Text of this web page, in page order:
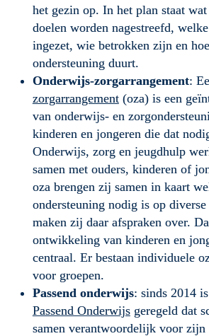
het gezin op. In het plan staat
doelen worden nagestreefd,
ingezet, wie betrokken zijn en
Onderwijs-zorgarrangement:
zorgarrangement (oza) is een
van onderwijs- en
kinderen en jongeren die dat
Onderwijs, zorg en jeugdhulp
samen met ouders, kinderen of
oza brengen zij samen in kaart
ondersteuning nodig is op
maken zij daar afspraken over.
ontwikkeling van kinderen en
centraal. Er bestaan individuele
voor groepen.
Passend onderwijs: sinds 2014
Passend Onderwijs geregeld dat
samen verantwoordelijk voor zijn